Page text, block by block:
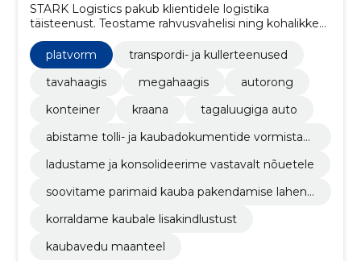
STARK Logistics pakub klientidele logistika
täisteenust. Teostame rahvusvahelisi ning kohalikke
kaubavedusid ning pakume ekspedeerimis- ja
laoteenuseid.
platvorm
transpordi- ja kullerteenused
tavahaagis
megahaagis
autorong
konteiner
kraana
tagaluugiga auto
abistame tolli- ja kaubadokumentide vormistam
ladustame ja konsolideerime vastavalt nõuetele
soovitame parimaid kauba pakendamise lahend
korraldame kaubale lisakindlustust
kaubavedu maanteel